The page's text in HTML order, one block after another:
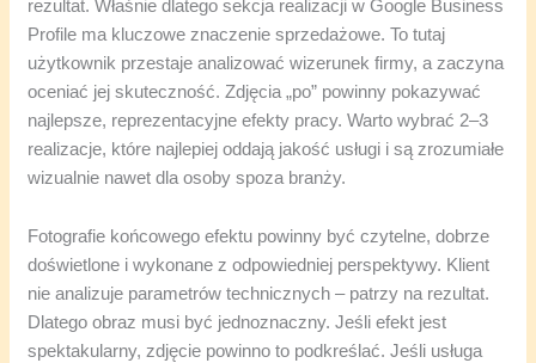
rezultat. Właśnie dlatego sekcja realizacji w Google Business
Profile ma kluczowe znaczenie sprzedażowe. To tutaj
użytkownik przestaje analizować wizerunek firmy, a zaczyna
oceniać jej skuteczność. Zdjęcia „po” powinny pokazywać
najlepsze, reprezentacyjne efekty pracy. Warto wybrać 2–3
realizacje, które najlepiej oddają jakość usługi i są zrozumiałe
wizualnie nawet dla osoby spoza branży.
Fotografie końcowego efektu powinny być czytelne, dobrze
doświetlone i wykonane z odpowiedniej perspektywy. Klient
nie analizuje parametrów technicznych – patrzy na rezultat.
Dlatego obraz musi być jednoznaczny. Jeśli efekt jest
spektakularny, zdjęcie powinno to podkreślać. Jeśli usługa